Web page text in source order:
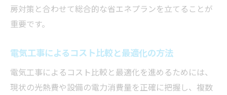
房対策と合わせて総合的な省エネプランを立てることが
重要です。
電気工事によるコスト比較と最適化の方法
電気工事によるコスト比較と最適化を進めるためには、
現状の光熱費や設備の電力消費量を正確に把握し、複数